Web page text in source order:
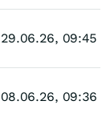
29.06.26, 09:45
08.06.26, 09:36